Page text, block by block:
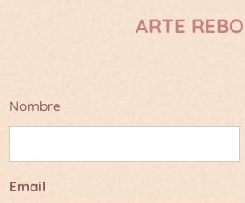
ARTE
Nombre
Email